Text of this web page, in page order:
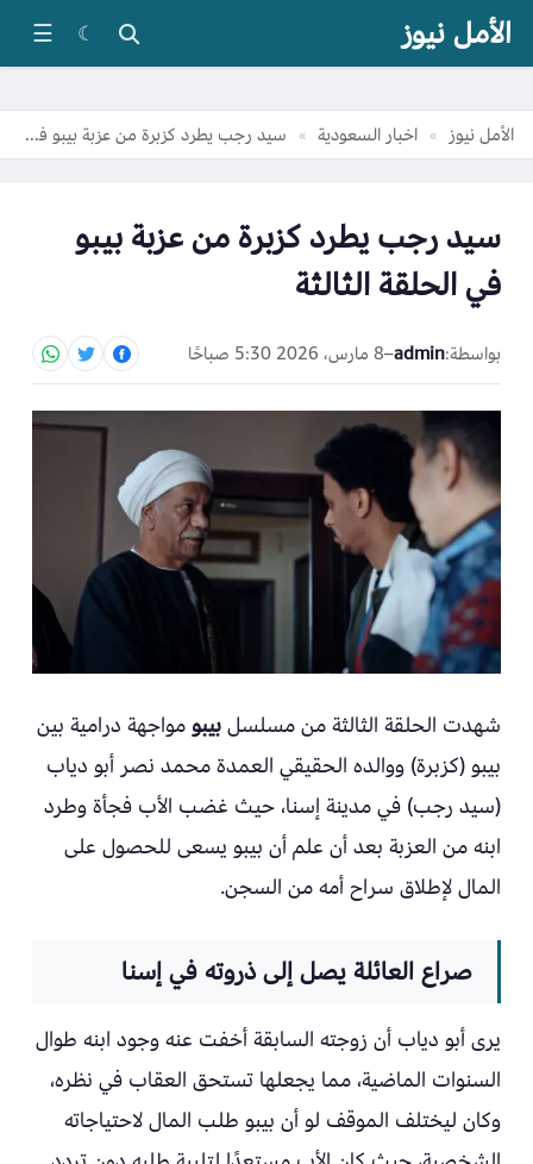
الأمل نيوز ☾
☰
الأمل نيوز » اخبار السعودية » سيد رجب يطرد كزبرة من عزبة بيبو في الحلقة الثالثة
سيد رجب يطرد كزبرة من عزبة بيبو
في الحلقة الثالثة
بواسطة:admin
–8 مارس، 2026 5:30 صباحًا
شهدت الحلقة الثالثة من مسلسلبيبو مواجهة درامية بين
بيبو (كزبرة) ووالده الحقيقي العمدة محمد نصر أبو دياب
(سيد رجب) في مدينة إسنا، حيث غضب الأب فجأة وطرد
ابنه من العزبة بعد أن علم أن بيبو يسعى للحصول على
المال لإطلاق سراح أمه من السجن.
صراع العائلة يصل إلى ذروته في إسنا
يرى أبو دياب أن زوجته السابقة أخفت عنه وجود ابنه طوال
السنوات الماضية، مما يجعلها تستحق العقاب في نظره،
وكان ليختلف الموقف لو أن بيبو طلب المال لاحتياجاته